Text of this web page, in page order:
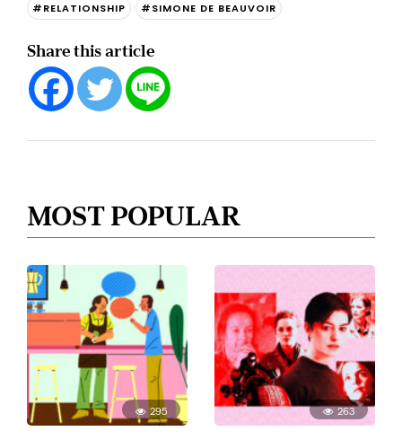
#RELATIONSHIP
#SIMONE DE BEAUVOIR
Share this article
MOST POPULAR
295 263